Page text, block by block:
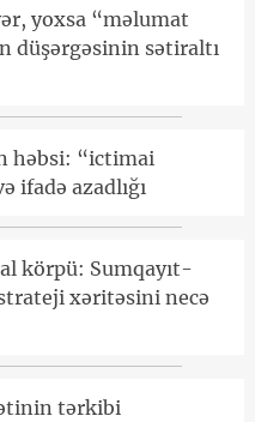
yoxsa “məlumat
düşərgəsinin sətiraltı
həbsi: “ictimai
ifadə azadlığı
körpü: Sumqayıt-
xəritəsini necə
tərkibi